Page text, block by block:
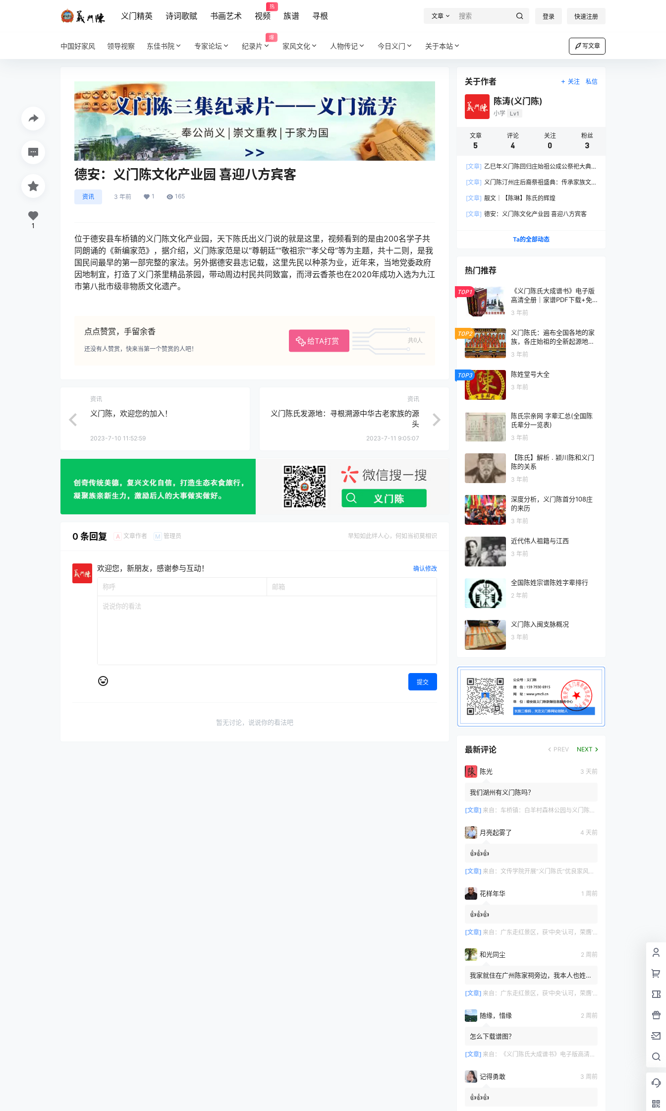
义门精英 诗词歌赋 书画艺术 视频
热
族谱 寻根 文章 登录 快速注册
中国好家风 领导视察 东佳书院 专家论坛 纪录片
爆
家风文化 人物传记 今日义门 关于本站 写文章
德安：义门陈文化产业园 喜迎八方宾客
资讯 3 年前 1 165
位于德安县车桥镇的义门陈文化产业园，天下陈氏出义门说的就是这里，视频看到的是由200名学子共
同朗诵的《新编家范》，据介绍，义门陈家范是以“尊朝廷”“敬祖宗”“孝父母”等为主题，共十二则，是我
国民间最早的第一部完整的家法。另外据德安县志记载，这里先民以种茶为业，近年来，当地党委政府
因地制宜，打造了义门茶里精品茶园，带动周边村民共同致富，而浔云香茶也在2020年成功入选为九江
市第八批市级非物质文化遗产。
点点赞赏，手留余香
给TA打赏 共0人
还没有人赞赏，快来当第一个赞赏的人吧！
1
资讯
义门陈，欢迎您的加入！
2023-7-10 11:52:59
资讯
义门陈氏发源地：寻根溯源中华古老家族的源
头
2023-7-11 9:05:07
0 条回复 A 文章作者 M 管理员 早知如此绊人心，何如当初莫相识
欢迎您，新朋友，感谢参与互动！ 确认修改
提交
暂无讨论，说说你的看法吧
关于作者 关注 私信
陈涛(义门陈)
小学 Lv1
文章
5
评论
4
关注
0
粉丝
3
[文章] 乙巳年义门陈回归庄始祖公成公祭祀大典
[文章] 义门陈汀州庄后裔祭祖盛典：传承家族文
[文章] 靓文｜【陈琳】陈氏的辉煌
[文章] 德安：义门陈文化产业园 喜迎八方宾客
Ta的全部动态
热门推荐
TOP1
《义门陈氏大成谱书》电子版
高清全册｜家谱PDF下载+免
费在线阅读｜官方正版无水印
3 年前
TOP2
义门陈氏：遍布全国各地的家
族，各庄始祖的全新起源地揭
3 年前
TOP3 陈姓堂号大全
3 年前
陈氏宗亲网 字辈汇总(全国陈
氏辈分一览表)
3 年前
【陈氏】解析 . 颍川陈和义门
陈的关系
3 年前
深度分析，义门陈首分108庄
的来历
3 年前
近代伟人祖籍与江西
3 年前
全国陈姓宗谱陈姓字辈排行
2 年前
义门陈入闽支脉概况
3 年前
最新评论 PREV NEXT
陈光 3 天前
我们湖州有义门陈吗？
[文章] 来自： 车桥镇：白羊村森林公园与义门陈文化产业园共绘文旅新篇章
月亮起雾了 4 天前
👍👍👍
[文章] 来自： 文传学院开展“义门陈氏”优良家风研学活动
花样年华 1 周前
👍👍👍
[文章] 来自： 广东走红景区，获‘中央’认可，荣膺‘广州文化名片
和光同尘 2 周前
我家就住在广州陈家祠旁边，我本人也姓
道自己是否也来自义门陈氏。
[文章] 来自： 广东走红景区，获‘中央’认可，荣膺‘广州文化名片
随缘，惜缘 2 周前
怎么下载谱图？
[文章] 来自： 《义门陈氏大成谱书》电子版高清全册｜家谱PDF下载+免费在线阅读｜官方正版无水印
记得勇敢 3 周前
👍👍👍